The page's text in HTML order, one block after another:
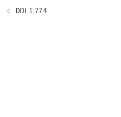
DDI 1 774